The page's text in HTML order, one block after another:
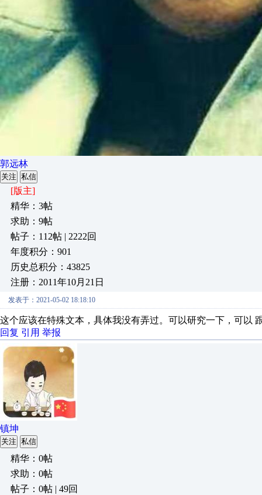
郭远林
关注 私信
[版主]
精华：3帖
求助：9帖
帖子：112帖 | 2222回
年度积分：901
历史总积分：43825
注册：2011年10月21日
发表于：2021-05-02 18:18:10
这个应该在特殊文本，具体我没有弄过。可以研究一下，可以
回复 引用 举报
镇坤
关注 私信
精华：0帖
求助：0帖
帖子：0帖 | 49回